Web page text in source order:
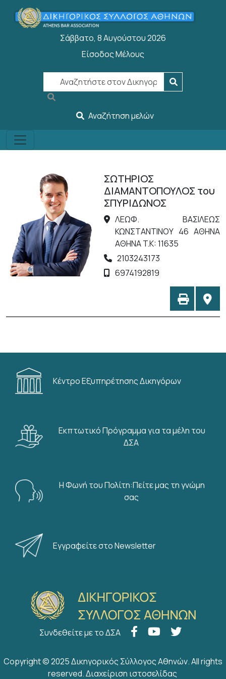
Παράκαμψη προς το κυρίως περιεχόμενο
Σάββατο, 8 Αυγούστου 2026
User account menu
Είσοδος Μέλους
Αναζήτηση μελών
ΣΩΤΗΡΙΟΣ
ΔΙΑΜΑΝΤΟΠΟΥΛΟΣ του
ΣΠΥΡΙΔΩΝΟΣ
ΛΕΩΦ. ΒΑΣΙΛΕΩΣ
ΚΩΝΣΤΑΝΤΙΝΟΥ 46 ΑΘΗΝΑ
ΑΘΗΝΑ T.K: 11635
2103243173
6974192819
Κέντρο Εξυπηρέτησης Δικηγόρων
Εκπτωτικό Πρόγραμμα για τα μέλη του
ΔΣΑ
Η Φωνή του Πολίτη:Πείτε μας τη γνώμη
σας
Εγγραφείτε στο Newsletter
Συνδεθείτε με το ΔΣΑ
Copyright © 2025 Δικηγορικός Σύλλογος Αθηνών. All rights
reserved.Διαχείριση ιστοσελίδας